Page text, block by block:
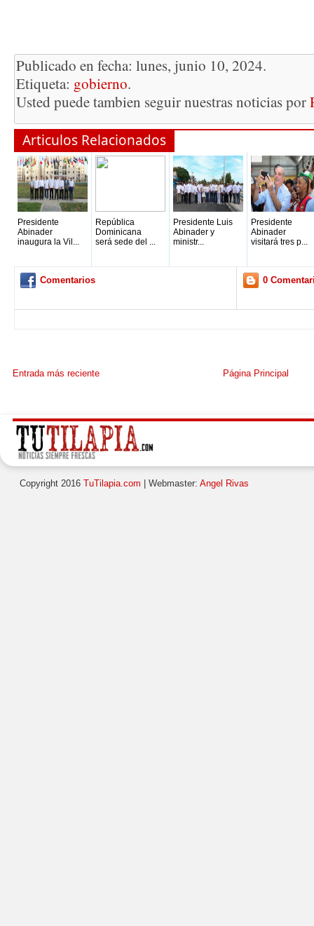
Publicado en fecha: lunes, junio 10, 2024.
Etiqueta: gobierno.
Usted puede tambien seguir nuestras noticias por
Articulos Relacionados
Presidente
Abinader
inaugura la Vil...
República
Dominicana
será sede del ...
Presidente Luis
Abinader y
ministr...
Presidente
Abinader
visitará tres p...
Comentarios 0
Entrada más reciente Página Principal
Copyright 2016 TuTilapia.com | Webmaster: Angel Rivas